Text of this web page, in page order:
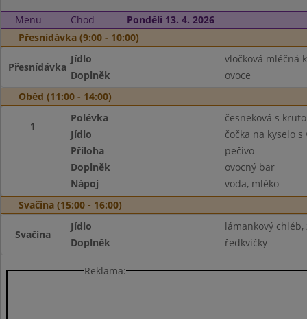
Menu Chod
Pondělí 13. 4. 2026
Přesnídávka (9:00 - 10:00)
Přesnídávka
Jídlo
vločková mléčná
Doplněk
ovoce
Oběd (11:00 - 14:00)
1
Polévka
česneková s
Jídlo
čočka na kyselo
Příloha
pečivo
Doplněk
ovocný bar
Nápoj
voda, mléko
Svačina (15:00 - 16:00)
Svačina
Jídlo
lámankový
Doplněk
ředkvičky
Reklama: